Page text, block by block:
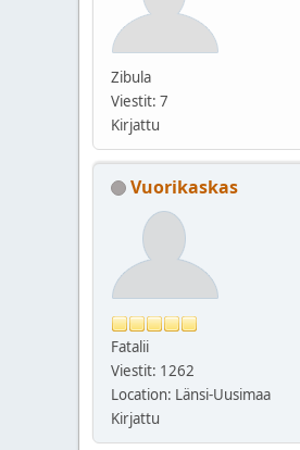
Zibula
Viestit: 7
Kirjattu
Vuorikaskas
Fatalii
Viestit: 1262
Location: Länsi-Uusimaa
Kirjattu